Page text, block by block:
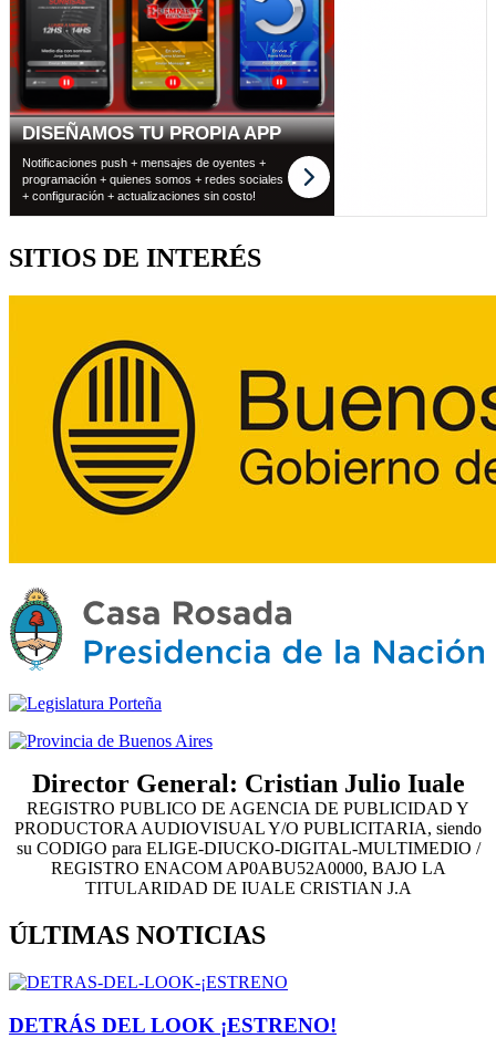
SITIOS DE INTERÉS
Director General: Cristian Julio Iuale
REGISTRO PUBLICO DE AGENCIA DE PUBLICIDAD Y
PRODUCTORA AUDIOVISUAL Y/O PUBLICITARIA, siendo
su CODIGO para ELIGE-DIUCKO-DIGITAL-MULTIMEDIO /
REGISTRO ENACOM AP0ABU52A0000, BAJO LA
TITULARIDAD DE IUALE CRISTIAN J.A
ÚLTIMAS NOTICIAS
DETRÁS DEL LOOK ¡ESTRENO!